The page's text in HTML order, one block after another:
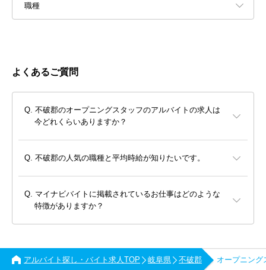
職種
よくあるご質問
不破郡のオープニングスタッフのアルバイトの求人は
今どれくらいありますか？
不破郡の人気の職種と平均時給が知りたいです。
マイナビバイトに掲載されているお仕事はどのような
特徴がありますか？
アルバイト探し・バイト求人TOP 岐阜県 不破郡 オープニング